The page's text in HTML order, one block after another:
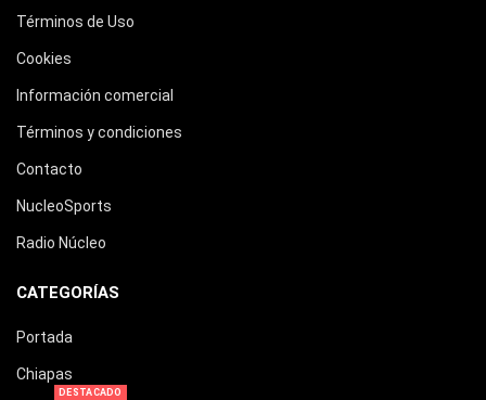
Términos de Uso
Cookies
Información comercial
Términos y condiciones
Contacto
NucleoSports
Radio Núcleo
CATEGORÍAS
Portada
Chiapas
DESTACADO